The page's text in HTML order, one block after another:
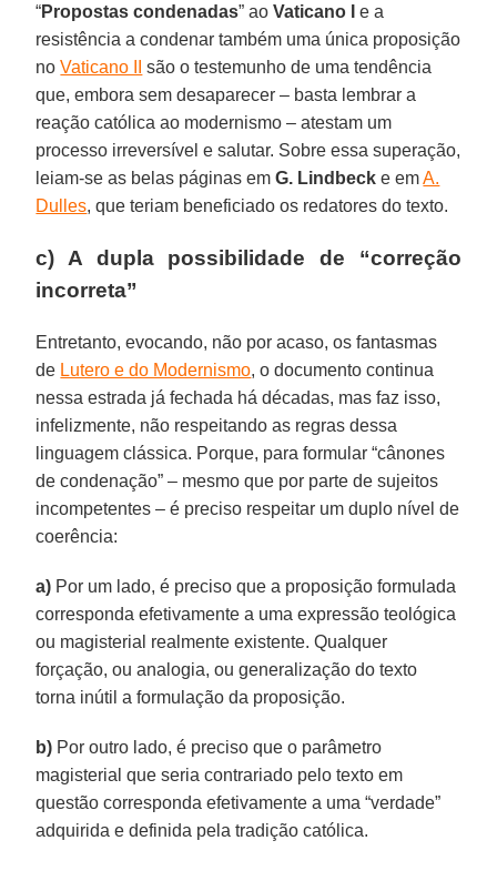
“Propostas condenadas” aoVaticano I
e a
resistência a condenar também uma única proposição
noVaticano II
são o testemunho de uma tendência
que, embora sem desaparecer – basta lembrar a
reação católica ao modernismo – atestam um
processo irreversível e salutar. Sobre essa superação,
leiam-se as belas páginas emG. Lindbeck e emA.
Dulles, que teriam beneficiado os redatores do texto.
c) A dupla possibilidade de “correção
incorreta”
Entretanto, evocando, não por acaso, os fantasmas
de Lutero e do Modernismo, o documento continua
nessa estrada já fechada há décadas, mas faz isso,
infelizmente, não respeitando as regras dessa
linguagem clássica. Porque, para formular “cânones
de condenação” – mesmo que por parte de sujeitos
incompetentes – é preciso respeitar um duplo nível de
coerência:
a) Por um lado, é preciso que a proposição formulada
corresponda efetivamente a uma expressão teológica
ou magisterial realmente existente. Qualquer
forçação, ou analogia, ou generalização do texto
torna inútil a formulação da proposição.
b) Por outro lado, é preciso que o parâmetro
magisterial que seria contrariado pelo texto em
questão corresponda efetivamente a uma “verdade”
adquirida e definida pela tradição católica.